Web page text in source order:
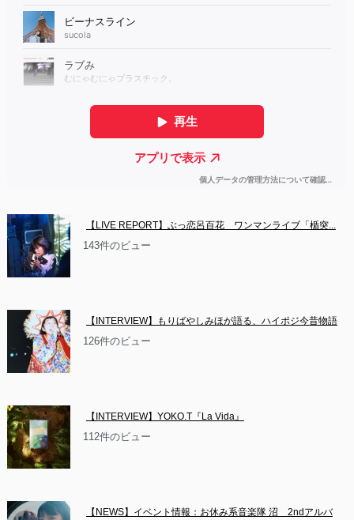
【LIVE REPORT】ぶっ恋呂百花　ワンマンライブ「楯突...
143件のビュー
【INTERVIEW】もりばやしみほが語る、ハイポジ今昔物語
126件のビュー
【INTERVIEW】YOKO.T『La Vida』
112件のビュー
【NEWS】イベント情報：お休み系音楽隊 沼　2ndアルバ